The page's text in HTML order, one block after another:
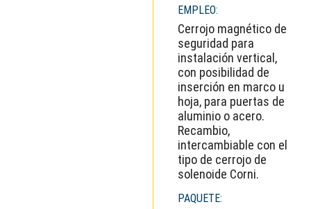
EMPLEO:
Cerrojo magnético de
seguridad para
instalación vertical,
con posibilidad de
inserción en marco u
hoja, para puertas de
aluminio o acero.
Recambio,
intercambiable con el
tipo de cerrojo de
solenoide Corni.
PAQUETE: